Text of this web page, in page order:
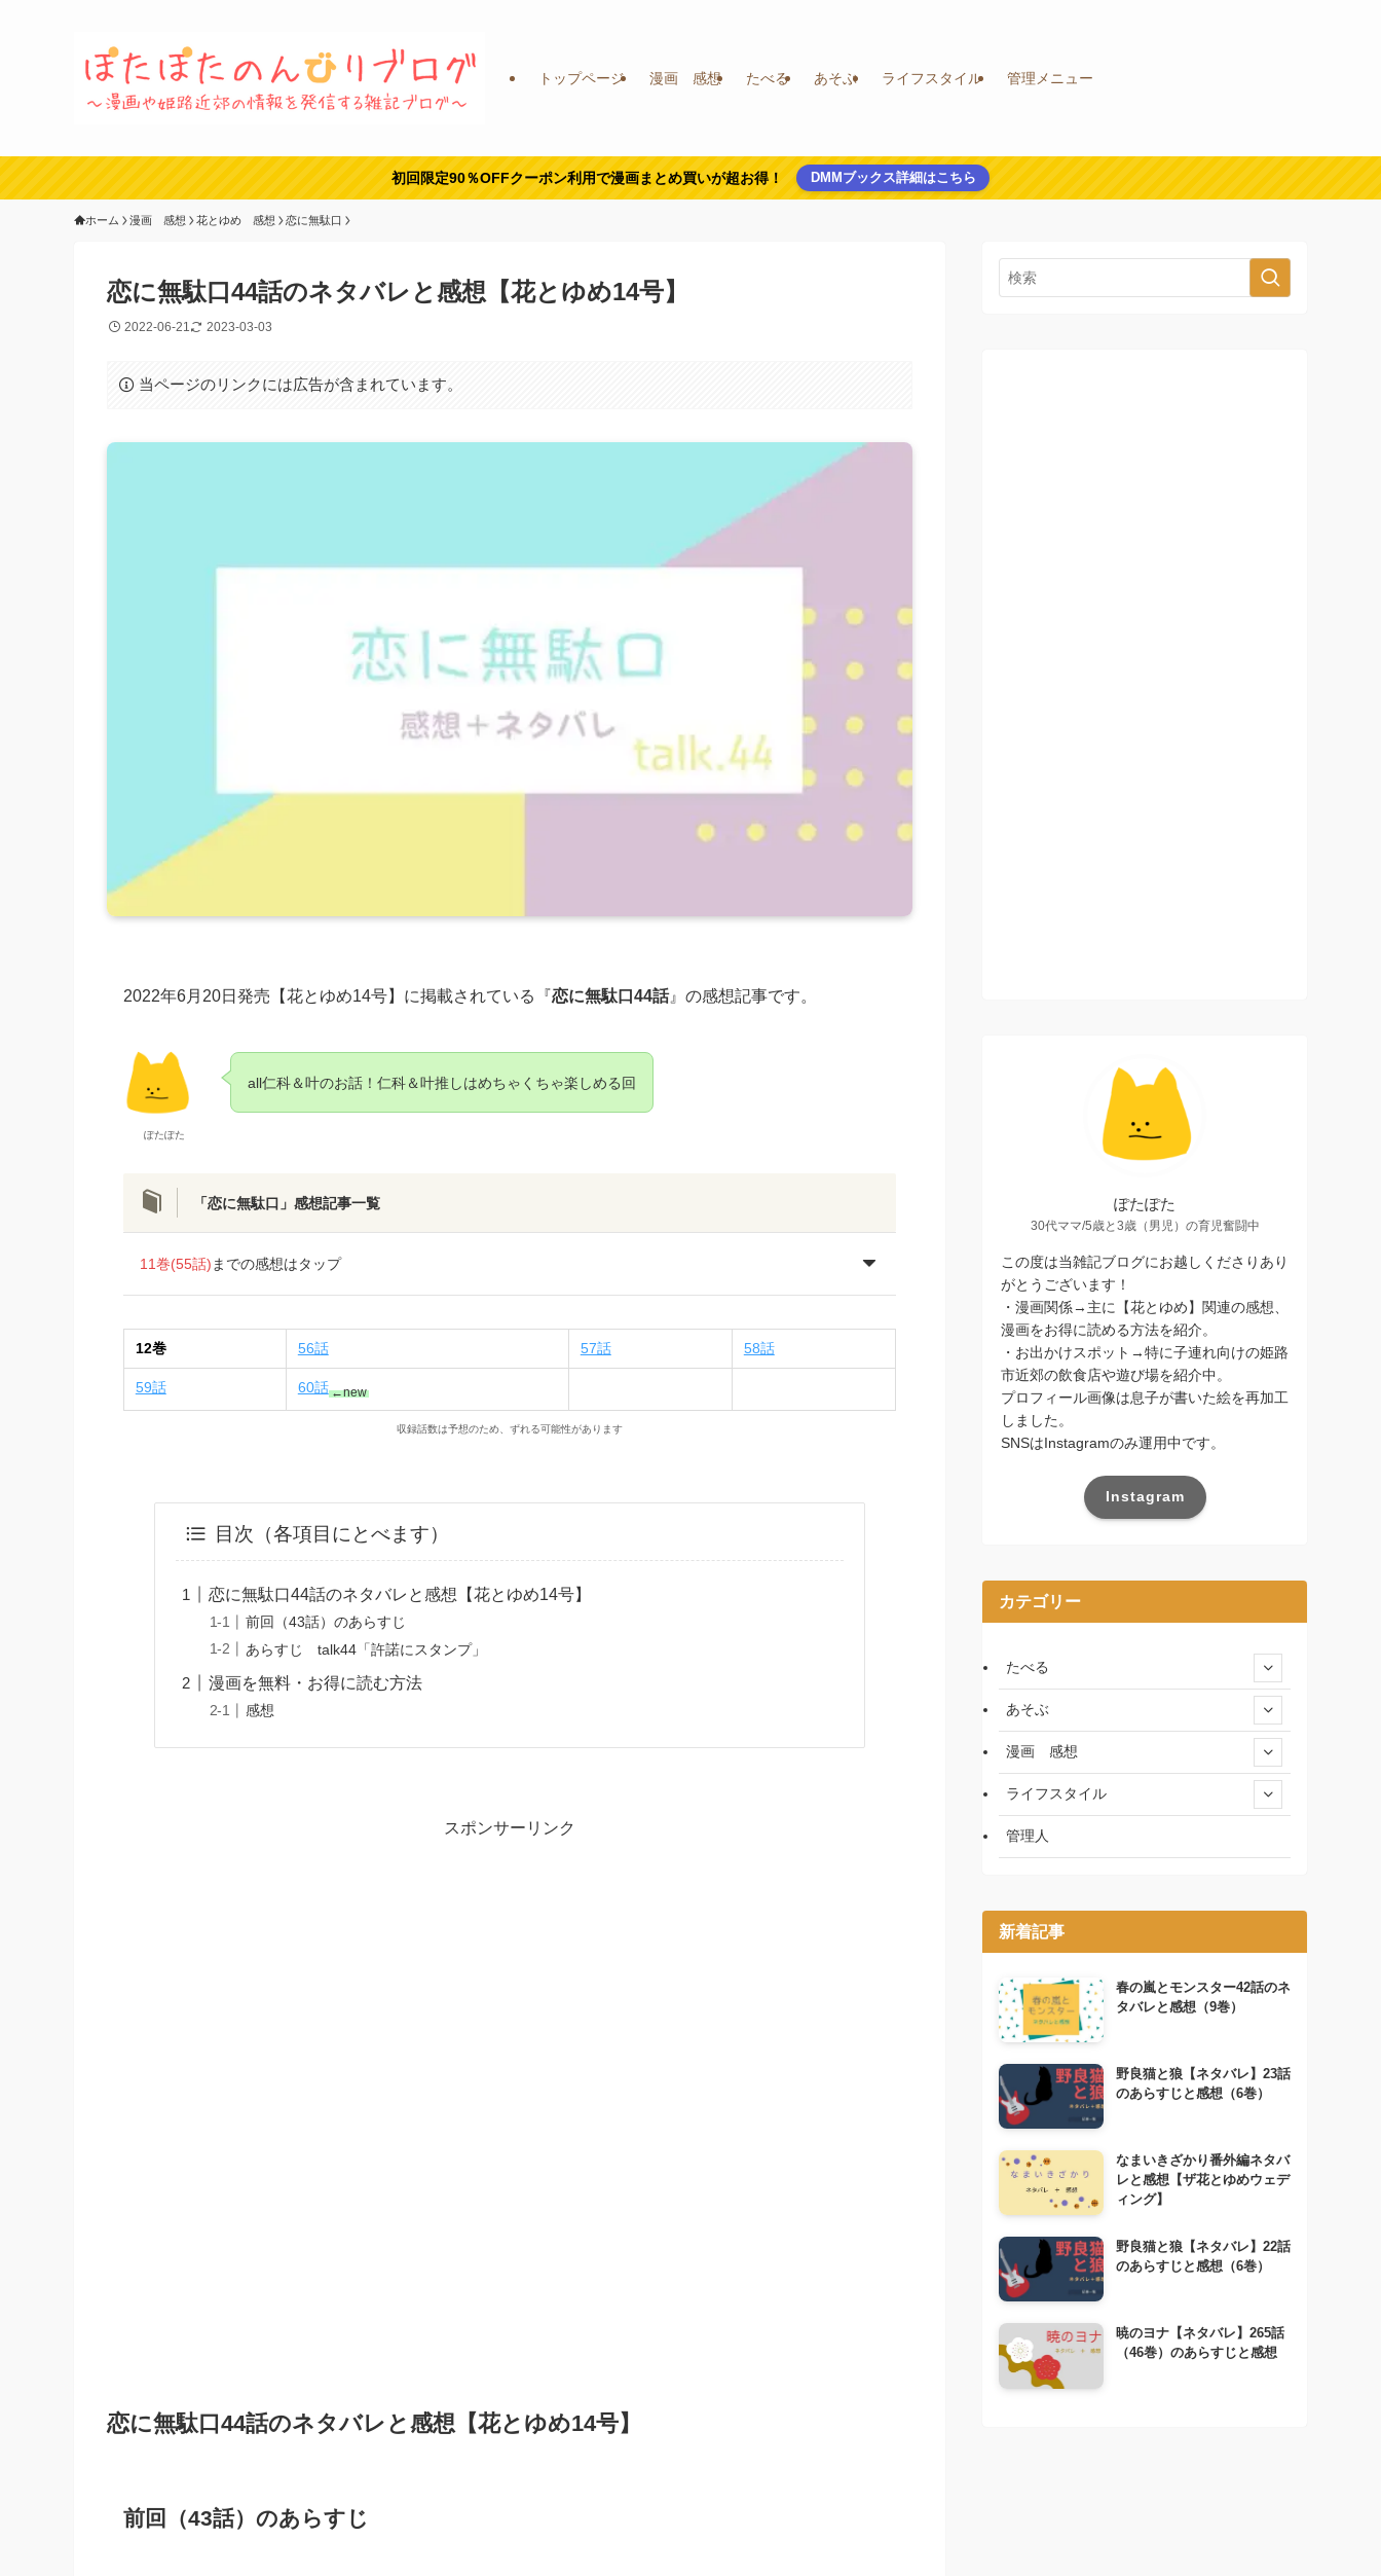
トップページ 漫画 感想 たべる あそぶ ライフスタイル 管理メニュー
初回限定90％OFFクーポン利用で漫画まとめ買いが超お得！ DMMブックス詳細はこちら
ホーム 漫画 感想 花とゆめ 感想 恋に無駄口
恋に無駄口44話のネタバレと感想【花とゆめ14号】
2022-06-21 2023-03-03
当ページのリンクには広告が含まれています。
2022年6月20日発売【花とゆめ14号】に掲載されている『恋に無駄口44話』 の感想記事です。
ぽたぽた
all仁科＆叶のお話 ！ 仁科＆叶推しはめちゃくちゃ楽しめる回
「恋に無駄口」感想記事一覧
11巻(55話) までの感想はタップ
12巻 56話 57話 58話
59話 60話←new
収録話数は予想のため、ずれる可能性があります
目次（各項目にとべます）
恋に無駄口44話のネタバレと感想【花とゆめ14号】
前回（43話）のあらすじ
あらすじ talk44「許諾にスタンプ」
漫画を無料・お得に読む方法
感想
スポンサーリンク
恋に無駄口44話のネタバレと感想【花とゆめ14号】
前回（43話）のあらすじ
ぽたぽた
30代ママ/5歳と3歳（男児）の育児奮闘中
この度は当雑記ブログにお越しくださりあり
がとうございます！
・漫画関係→主に【花とゆめ】関連の感想、
漫画をお得に読める方法を紹介。
・お出かけスポット→特に子連れ向けの姫路
市近郊の飲食店や遊び場を紹介中。
プロフィール画像は息子が書いた絵を再加工
しました。
SNSはInstagramのみ運用中です。
Instagram
カテゴリー
たべる
あそぶ
漫画 感想
ライフスタイル
管理人
新着記事
春の嵐とモンスター42話のネ
タバレと感想（9巻）
野良猫と狼【ネタバレ】23話
のあらすじと感想（6巻）
なまいきざかり番外編ネタバ
レと感想【ザ花とゆめウェデ
ィング】
野良猫と狼【ネタバレ】22話
のあらすじと感想（6巻）
暁のヨナ【ネタバレ】265話
（46巻）のあらすじと感想